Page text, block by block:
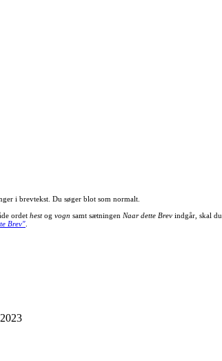
i brevtekst. Du søger blot som normalt.
ordet hestog vogn samt sætningen Naar dette Brevindgår, skal du
Brev".